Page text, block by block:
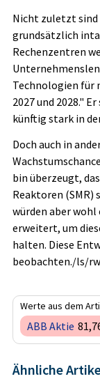
Nicht zuletzt sind
grundsätzlich
Rechenzentren
Technologien für
2027 und 2028."
künftig stark in
Doch auch in
bin überzeugt,
Reaktoren (SMR)
würden aber
erweitert, um
halten. Diese
beobachten./ls/
Werte aus dem
ABB Aktie
Ähnliche